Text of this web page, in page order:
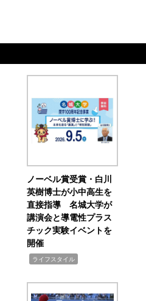
ノーベル賞受賞・白川
英樹博士が小中高生を
直接指導 名城大学が
講演会と導電性プラス
チック実験イベントを
開催
ライフスタイル